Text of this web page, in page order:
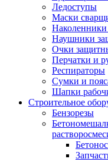
Ледоступы
Маски
Наушники
Очки
Перчатки и
Респираторы
Сумки и
Шапки
Строительное
Бензорезы